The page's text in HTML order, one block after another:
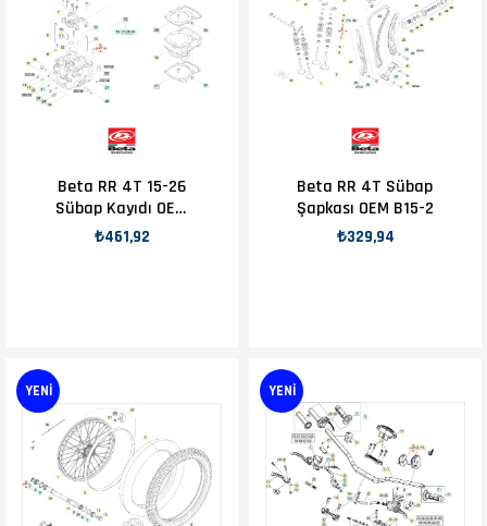
Beta RR 4T 15-26
Sübap Kayıdı OEM
B15-2
₺461,92
Beta RR 4T Sübap
Şapkası OEM B15-2
₺329,94
YENI YENI